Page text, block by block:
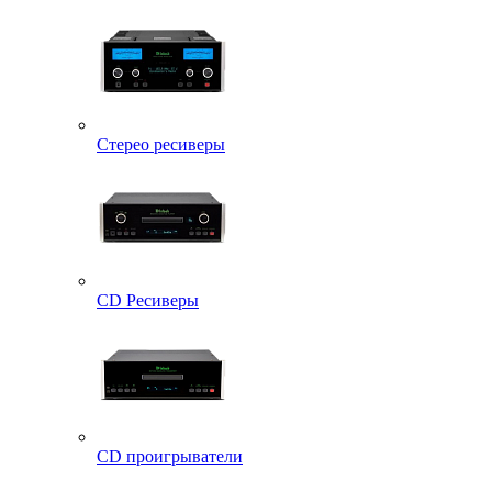
Стерео ресиверы
CD Ресиверы
CD проигрыватели